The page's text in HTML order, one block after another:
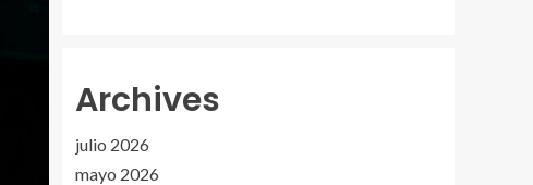
Archives
julio 2026
mayo 2026